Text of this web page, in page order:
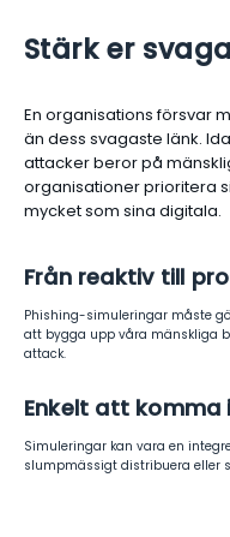
Stärk er
En organisations försvar
än dess svagaste länk.
attacker beror på
organisationer prioritera
mycket som sina digitala.
Från reaktiv till
Phishing-simuleringar måste
att bygga upp våra mänskliga
attack.
Enkelt att komma
Simuleringar kan vara en
slumpmässigt distribuera eller